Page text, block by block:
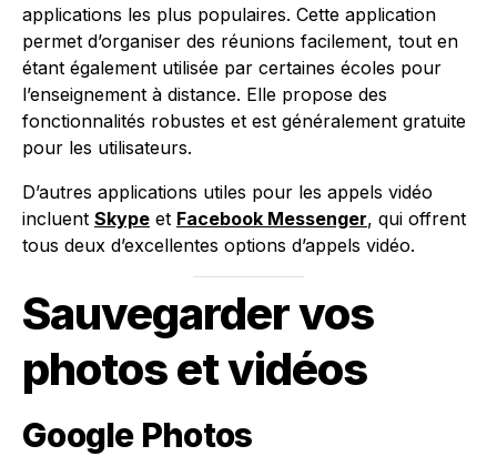
applications les plus populaires. Cette application
permet d’organiser des réunions facilement, tout en
étant également utilisée par certaines écoles pour
l’enseignement à distance. Elle propose des
fonctionnalités robustes et est généralement gratuite
pour les utilisateurs.
D’autres applications utiles pour les appels vidéo
incluent Skype et Facebook Messenger, qui offrent
tous deux d’excellentes options d’appels vidéo.
Sauvegarder vos
photos et vidéos
Google Photos